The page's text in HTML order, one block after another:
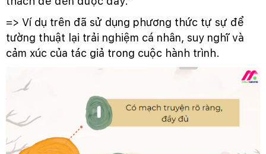
=> Ví dụ trên đã sử dụng phương thức tự sự để
tường thuật lại trải nghiệm cá nhân, suy nghĩ và
cảm xúc của tác giả trong cuộc hành trình.